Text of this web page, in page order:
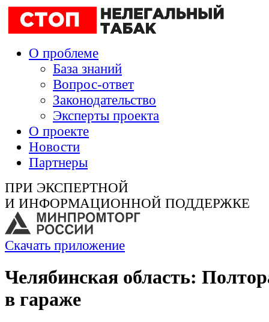
О проблеме
База знаний
Вопрос-ответ
Законодательство
Эксперты проекта
О проекте
Новости
Партнеры
ПРИ ЭКСПЕРТНОЙ
И ИНФОРМАЦИОННОЙ ПОДДЕРЖКЕ
Скачать приложение
Челябинская область:
в гараже